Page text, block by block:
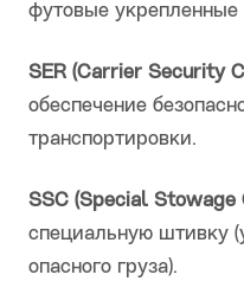
футовые укрепленные
SER (Carrier Security
обеспечение
транспортировки.
SSC (Special Stowage
специальную штивку
опасного груза).